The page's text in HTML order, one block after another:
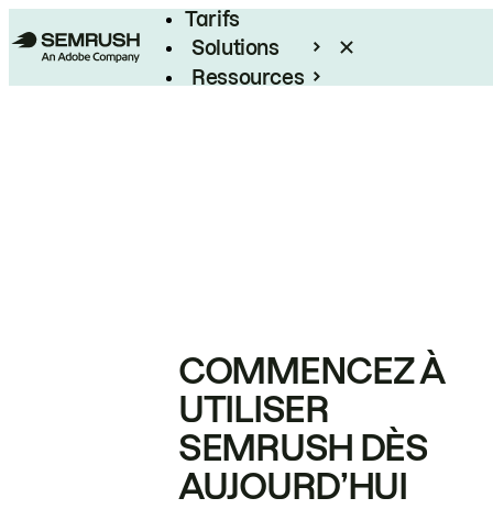
Tarifs
Solutions
Ressources
COMMENCEZ À
UTILISER
SEMRUSH DÈS
AUJOURD’HUI